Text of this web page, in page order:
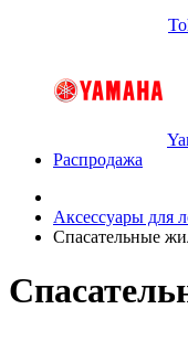
Распродажа
Аксессуары для
Спасательные